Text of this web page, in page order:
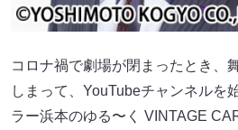
コロナ禍で劇場が閉まったとき、
しまって、YouTubeチャンネルを
ラー浜本のゆる〜く VINTAGE